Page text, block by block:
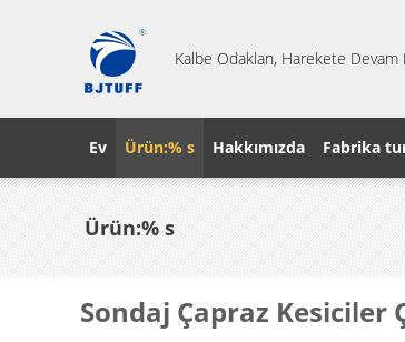
Kalbe Odaklan, Harekete Devam
Ev Ürün:% s Hakkımızda Fabrika
Ürün:% s
Sondaj Çapraz Kesiciler